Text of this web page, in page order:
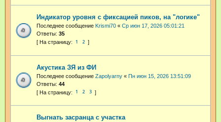
Индикатор уровня с фиксацией пиков, на "логике"
Последнее сообщение Krismi70 « Ср июн 17, 2026 05:01:21
Ответы: 35
1 2
Акустика ЗЯ из ФИ
Последнее сообщение Zapolyarny « Пн июн 15, 2026 13:51:09
Ответы: 44
1 2 3
Выгнать засранца с участка